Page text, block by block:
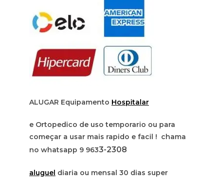
ALUGAR Equipamento Hospitalar
e Ortopedico de uso temporario ou para
começar a usar mais rapido e facil ! chama
no whatsapp 9 9633-2308
aluguel diaria ou mensal 30 dias super